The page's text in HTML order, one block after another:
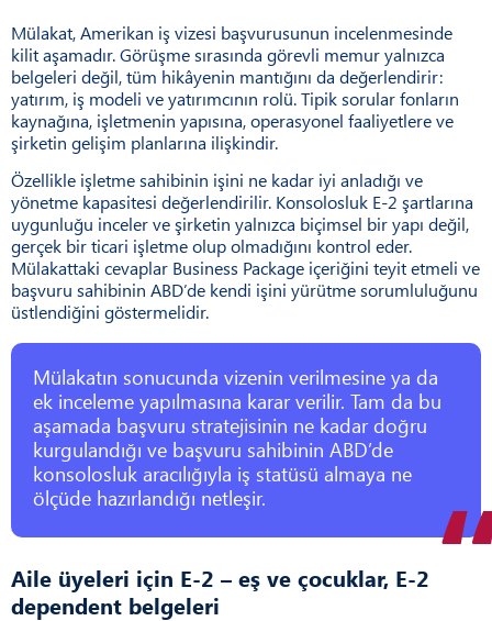
Mülakat, Amerikan iş vizesi başvurusunun incelenmesinde
kilit aşamadır. Görüşme sırasında görevli memur yalnızca
belgeleri değil, tüm hikâyenin mantığını da değerlendirir:
yatırım, iş modeli ve yatırımcının rolü. Tipik sorular fonların
kaynağına, işletmenin yapısına, operasyonel faaliyetlere ve
şirketin gelişim planlarına ilişkindir.
Özellikle işletme sahibinin işini ne kadar iyi anladığı ve
yönetme kapasitesi değerlendirilir. Konsolosluk E-2 şartlarına
uygunluğu inceler ve şirketin yalnızca biçimsel bir yapı değil,
gerçek bir ticari işletme olup olmadığını kontrol eder.
Mülakattaki cevaplar Business Package içeriğini teyit etmeli ve
başvuru sahibinin ABD’de kendi işini yürütme sorumluluğunu
üstlendiğini göstermelidir.
Mülakatın sonucunda vizenin verilmesine ya da
ek inceleme yapılmasına karar verilir. Tam da bu
aşamada başvuru stratejisinin ne kadar doğru
kurgulandığı ve başvuru sahibinin ABD’de
konsolosluk aracılığıyla iş statüsü almaya ne
ölçüde hazırlandığı netleşir.
Aile üyeleri için E-2 – eş ve çocuklar, E-2
dependent belgeleri